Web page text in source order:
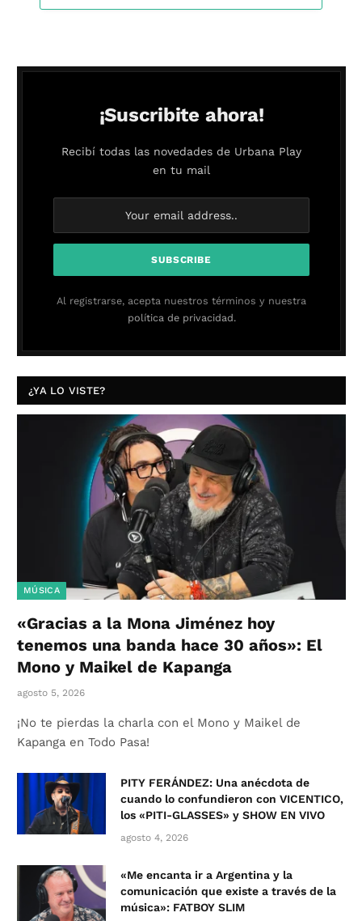
¡Suscribite ahora!
Recibí todas las novedades de Urbana Play
en tu mail
Al registrarse, acepta nuestros términos y nuestra
política de privacidad.
¿YA LO VISTE?
MÚSICA
«Gracias a la Mona Jiménez hoy
tenemos una banda hace 30 años»: El
Mono y Maikel de Kapanga
agosto 5, 2026
¡No te pierdas la charla con el Mono y Maikel de
Kapanga en Todo Pasa!
PITY FERÁNDEZ: Una anécdota de
cuando lo confundieron con VICENTICO,
los «PITI-GLASSES» y SHOW EN VIVO
agosto 4, 2026
«Me encanta ir a Argentina y la
comunicación que existe a través de la
música»: FATBOY SLIM